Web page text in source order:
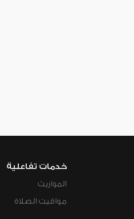
خدمات تفاعلية
المواريث
مواقيت الصلاة